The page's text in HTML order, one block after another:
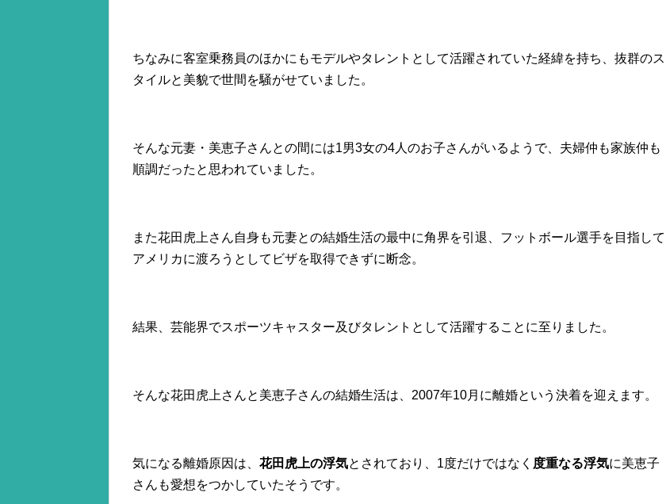
ちなみに客室乗務員のほかにもモデルやタレントとして活躍されていた経緯を持ち、抜群のス
タイルと美貌で世間を騒がせていました。
そんな元妻・美恵子さんとの間には1男3女の4人のお子さんがいるようで、夫婦仲も家族仲も
順調だったと思われていました。
また花田虎上さん自身も元妻との結婚生活の最中に角界を引退、フットボール選手を目指して
アメリカに渡ろうとしてビザを取得できずに断念。
結果、芸能界でスポーツキャスター及びタレントとして活躍することに至りました。
そんな花田虎上さんと美恵子さんの結婚生活は、2007年10月に離婚という決着を迎えます。
気になる離婚原因は、 花田虎上の浮気とされており、1度だけではなく 度重なる浮気に美恵子
さんも愛想をつかしていたそうです。